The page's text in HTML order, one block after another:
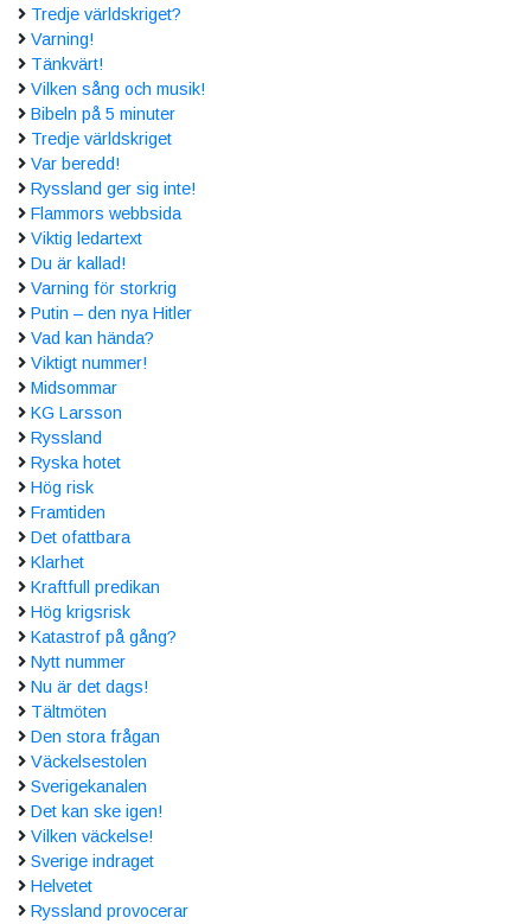
Tredje världskriget?
Varning!
Tänkvärt!
Vilken sång och musik!
Bibeln på 5 minuter
Tredje världskriget
Var beredd!
Ryssland ger sig inte!
Flammors webbsida
Viktig ledartext
Du är kallad!
Varning för storkrig
Putin – den nya Hitler
Vad kan hända?
Viktigt nummer!
Midsommar
KG Larsson
Ryssland
Ryska hotet
Hög risk
Framtiden
Det ofattbara
Klarhet
Kraftfull predikan
Hög krigsrisk
Katastrof på gång?
Nytt nummer
Nu är det dags!
Tältmöten
Den stora frågan
Väckelsestolen
Sverigekanalen
Det kan ske igen!
Vilken väckelse!
Sverige indraget
Helvetet
Ryssland provocerar